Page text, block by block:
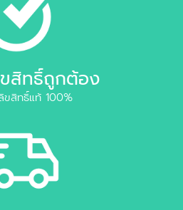
สิทธิ์ถูกต้อง
ขสิทธิ์แท้ 100%